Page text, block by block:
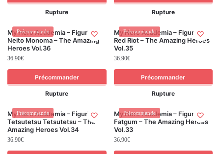
Précommande
Rupture
My Hero Academia – Figurine
Neito Monoma – The Amazing
Heroes Vol.36
36.90€
Précommander
Précommande
Rupture
My Hero Academia – Figurine
Red Riot – The Amazing Heroes
Vol.35
36.90€
Précommander
Précommande
Rupture
My Hero Academia – Figurine
Tetsutetsu Tetsutetsu – The
Amazing Heroes Vol.34
36.90€
Précommande
Rupture
My Hero Academia – Figurine
Fatgum – The Amazing Heroes
Vol.33
36.90€